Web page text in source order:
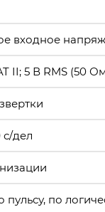
входное
II; 5 В RMS (50
с/дел
пульсу, по